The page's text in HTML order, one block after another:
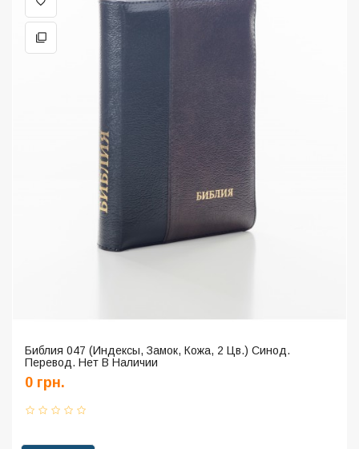
Библия 047 (Индексы, Замок, Кожа, 2 Цв.) Синод.
Перевод. Нет В Наличии
0 грн.